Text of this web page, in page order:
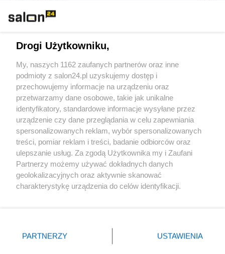
Sport
Społeczeństwo
Kultura
X Facebook Instagram Youtube
Drogi Użytkowniku,
My, naszych 1162 zaufanych partnerów oraz inne
podmioty z salon24.pl uzyskujemy dostęp i
przechowujemy informacje na urządzeniu oraz
przetwarzamy dane osobowe, takie jak unikalne
identyfikatory, standardowe informacje wysyłane przez
urządzenie czy dane przeglądania w celu zapewniania
spersonalizowanych reklam, wybór spersonalizowanych
treści, pomiar reklam i treści, badanie odbiorców oraz
ulepszanie usług. Za zgodą Użytkownika my i Zaufani
Partnerzy możemy używać dokładnych danych
geolokalizacyjnych oraz aktywnie skanować
charakterystykę urządzenia do celów identyfikacji.
zmienić/wycofać klikając przycisk ustawień prywatności
znajdujący się w lewym dolnym rogu strony
PARTNERZY USTAWIENIA